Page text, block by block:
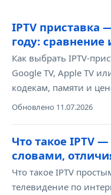
IPTV приставка
году: сравнение
Как выбрать IPTV-
Google TV, Apple TV
кодекам, памяти и
Обновлено 11.07.2026
Что такое IPTV
словами,
Что такое IPTV
телевидение по